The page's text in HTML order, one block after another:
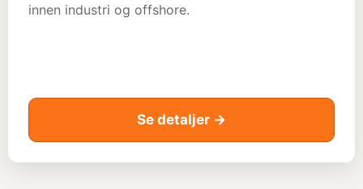
innen industri og offshore.
Se detaljer →